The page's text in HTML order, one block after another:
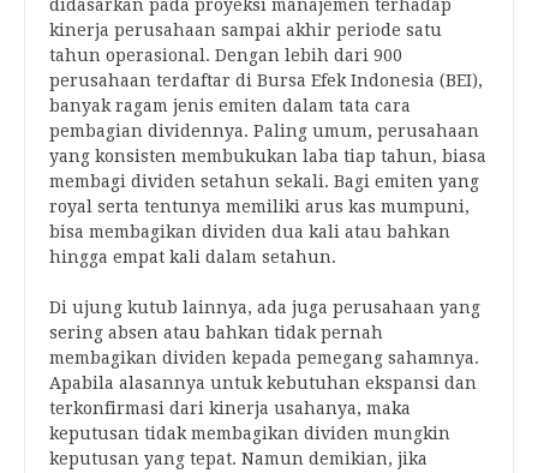
didasarkan pada proyeksi manajemen terhadap
kinerja perusahaan sampai akhir periode satu
tahun operasional. Dengan lebih dari 900
perusahaan terdaftar di Bursa Efek Indonesia (BEI),
banyak ragam jenis emiten dalam tata cara
pembagian dividennya. Paling umum, perusahaan
yang konsisten membukukan laba tiap tahun, biasa
membagi dividen setahun sekali. Bagi emiten yang
royal serta tentunya memiliki arus kas mumpuni,
bisa membagikan dividen dua kali atau bahkan
hingga empat kali dalam setahun.
Di ujung kutub lainnya, ada juga perusahaan yang
sering absen atau bahkan tidak pernah
membagikan dividen kepada pemegang sahamnya.
Apabila alasannya untuk kebutuhan ekspansi dan
terkonfirmasi dari kinerja usahanya, maka
keputusan tidak membagikan dividen mungkin
keputusan yang tepat. Namun demikian, jika